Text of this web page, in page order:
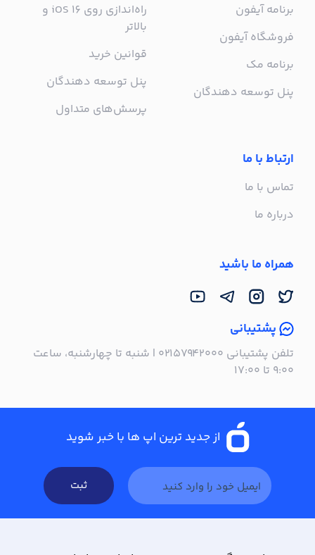
برنامه آیفون
فروشگاه آیفون
برنامه مک
پنل توسعه دهندگان
راه‌اندازی روی iOS 16 و
بالاتر
قوانین خرید
پنل توسعه دهندگان
پرسش‌های متداول
ارتباط با ما
تماس با ما
درباره ما
همراه ما باشید
پشتیبانی
تلفن پشتیبانی ۰۲۱۵۷۹۴۲۰۰۰ | شنبه تا چهارشنبه، ساعت
۹:۰۰ تا ۱۷:۰۰
از جدید ترین اپ ها با خبر شوید
ثبت